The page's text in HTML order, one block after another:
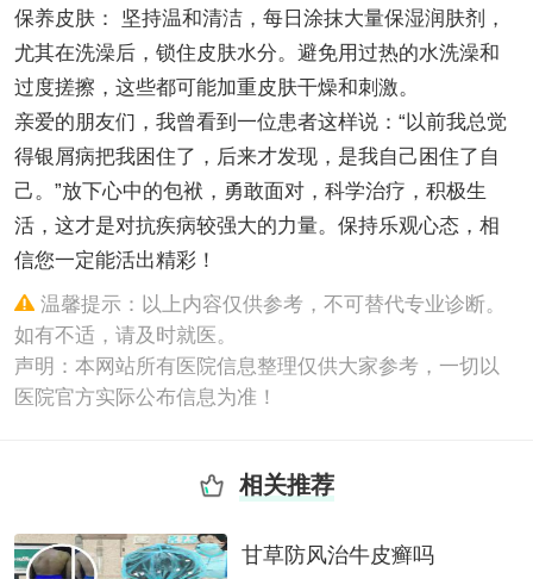
保养皮肤： 坚持温和清洁，每日涂抹大量保湿润肤剂，
尤其在洗澡后，锁住皮肤水分。避免用过热的水洗澡和
过度搓擦，这些都可能加重皮肤干燥和刺激。
亲爱的朋友们，我曾看到一位患者这样说：“以前我总觉
得银屑病把我困住了，后来才发现，是我自己困住了自
己。”放下心中的包袱，勇敢面对，科学治疗，积极生
活，这才是对抗疾病较强大的力量。保持乐观心态，相
信您一定能活出精彩！
温馨提示：以上内容仅供参考，不可替代专业诊断。
如有不适，请及时就医。
声明：本网站所有医院信息整理仅供大家参考，一切以
医院官方实际公布信息为准！
相关推荐
甘草防风治牛皮癣吗